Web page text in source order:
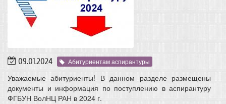
09.01.2024 Абитуриентам аспирантуры
Уважаемые абитуриенты! В данном разделе размещены
документы и информация по поступлению в аспирантуру
ФГБУН ВолНЦ РАН в 2024 г.